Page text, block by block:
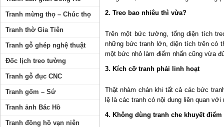
2. Treo bao nhiêu thì vừa?
Trên một bức tường, tổng diện tích
những bức tranh lớn, diện tích trên có
một bức nhỏ làm điểm nhấn cũng vừa
3. Kích cỡ tranh phải linh hoạt
Thật nhàm chán khi tất cả các bức
lệ là các tranh có nội dung liên quan
4. Không dùng tranh che khuyết
Tranh mừng thọ – Chúc thọ
Tranh thờ Gia Tiên
Tranh gỗ ghép nghệ thuật
Đốc lịch treo tường
Tranh gỗ đục CNC
Tranh gốm – Sứ
Tranh ảnh Bác Hồ
Tranh đồng hồ vạn niên